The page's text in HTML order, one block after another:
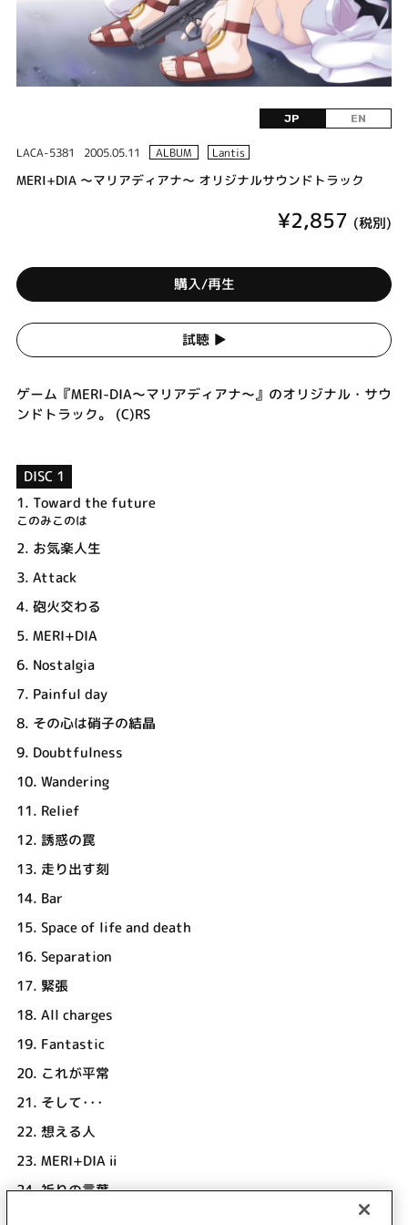
JP EN
LACA-5381 2005.05.11 ALBUM Lantis
MERI+DIA ～マリアディアナ～ オリジナルサウンドトラック
¥2,857 (税別)
購入/再生
試聴 ▶︎
ゲーム『MERI-DIA～マリアディアナ～』のオリジナル・サウ
ンドトラック。 (C)RS
DISC 1
1. Toward the future
このみこのは
2. お気楽人生
3. Attack
4. 砲火交わる
5. MERI+DIA
6. Nostalgia
7. Painful day
8. その心は硝子の結晶
9. Doubtfulness
10. Wandering
11. Relief
12. 誘惑の罠
13. 走り出す刻
14. Bar
15. Space of life and death
16. Separation
17. 緊張
18. All charges
19. Fantastic
20. これが平常
21. そして･･･
22. 想える人
23. MERI+DIA ⅱ
24.祈りの言葉